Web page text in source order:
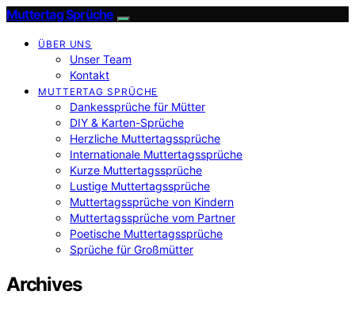
Muttertag Sprüche
ÜBER UNS
Unser Team
Kontakt
MUTTERTAG SPRÜCHE
Dankessprüche für Mütter
DIY & Karten-Sprüche
Herzliche Muttertagssprüche
Internationale Muttertagssprüche
Kurze Muttertagssprüche
Lustige Muttertagssprüche
Muttertagssprüche von Kindern
Muttertagssprüche vom Partner
Poetische Muttertagssprüche
Sprüche für Großmütter
Archives